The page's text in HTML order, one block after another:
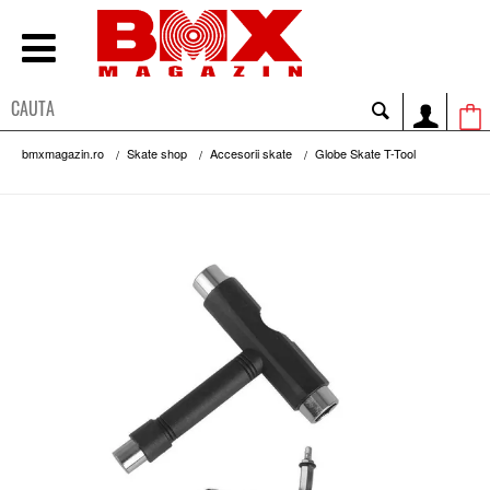
bmxmagazin.ro Skate shop Accesorii skate Globe Skate T-Tool